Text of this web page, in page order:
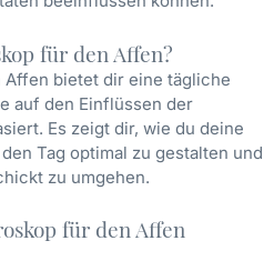
für den Affen?
Affen bietet dir eine tägliche
auf den Einflüssen der
Es zeigt dir, wie du deine
Tag optimal zu gestalten und
zu umgehen.
für den Affen